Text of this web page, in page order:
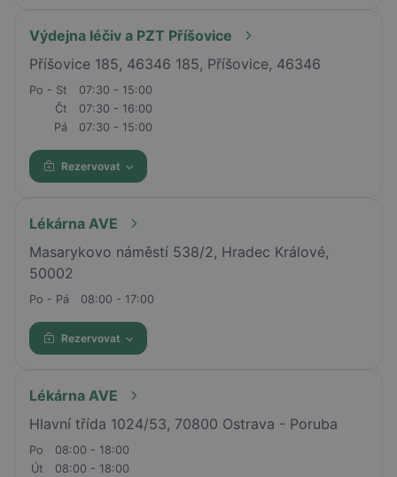
Výdejna léčiv a PZT Příšovice
Příšovice 185, 46346 185, Příšovice, 46346
Po - St
07:30 - 15:00
Čt
07:30 - 16:00
Pá
07:30 - 15:00
Rezervovat
Lékárna AVE
Masarykovo náměstí 538/2, Hradec Králové,
50002
Po - Pá 08:00 - 17:00
Rezervovat
Lékárna AVE
Hlavní třída 1024/53, 70800 Ostrava - Poruba
Po
08:00 - 18:00
Út
08:00 - 18:00